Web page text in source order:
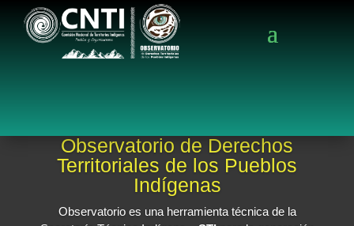
Observatorio de Derechos
Territoriales de los Pueblos
Indígenas
Observatorio es una herramienta técnica de la